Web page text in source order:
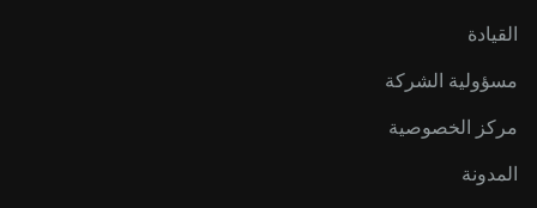
القيادة
مسؤولية الشركة
مركز الخصوصية
المدونة